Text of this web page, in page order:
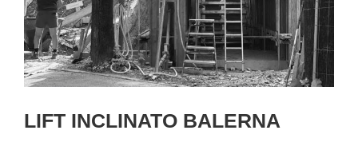
LIFT INCLINATO BALERNA